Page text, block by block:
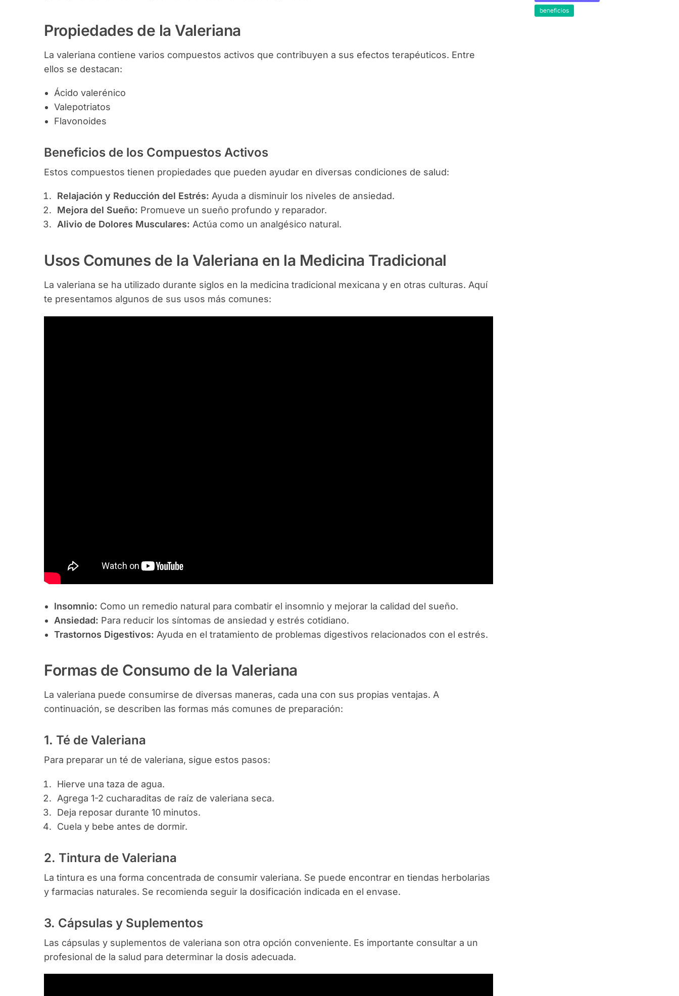
Propiedades de la Valeriana
La valeriana contiene varios compuestos activos que contribuyen a sus efectos terapéuticos. Entre
ellos se destacan:
Ácido valerénico
Valepotriatos
Flavonoides
Beneficios de los Compuestos Activos
Estos compuestos tienen propiedades que pueden ayudar en diversas condiciones de salud:
Relajación y Reducción del Estrés: Ayuda a disminuir los niveles de ansiedad.
Mejora del Sueño: Promueve un sueño profundo y reparador.
Alivio de Dolores Musculares: Actúa como un analgésico natural.
Usos Comunes de la Valeriana en la Medicina Tradicional
La valeriana se ha utilizado durante siglos en la medicina tradicional mexicana y en otras culturas. Aquí
te presentamos algunos de sus usos más comunes:
Insomnio: Como un remedio natural para combatir el insomnio y mejorar la calidad del sueño.
Ansiedad: Para reducir los síntomas de ansiedad y estrés cotidiano.
Trastornos Digestivos: Ayuda en el tratamiento de problemas digestivos relacionados con el estrés.
Formas de Consumo de la Valeriana
La valeriana puede consumirse de diversas maneras, cada una con sus propias ventajas. A
continuación, se describen las formas más comunes de preparación:
1. Té de Valeriana
Para preparar un té de valeriana, sigue estos pasos:
Hierve una taza de agua.
Agrega 1-2 cucharaditas de raíz de valeriana seca.
Deja reposar durante 10 minutos.
Cuela y bebe antes de dormir.
2. Tintura de Valeriana
La tintura es una forma concentrada de consumir valeriana. Se puede encontrar en tiendas herbolarias
y farmacias naturales. Se recomienda seguir la dosificación indicada en el envase.
3. Cápsulas y Suplementos
Las cápsulas y suplementos de valeriana son otra opción conveniente. Es importante consultar a un
profesional de la salud para determinar la dosis adecuada.
beneficios